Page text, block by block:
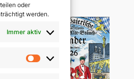
oder
werden.
Immer aktiv
Vorlieben